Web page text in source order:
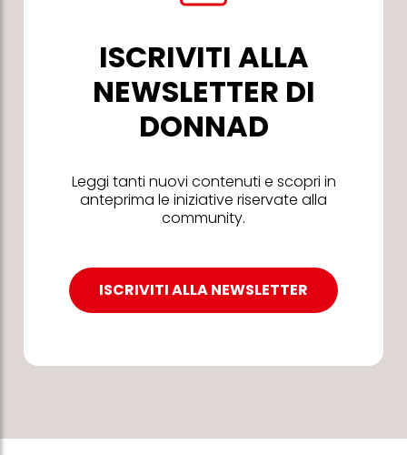
ISCRIVITI ALLA
NEWSLETTER DI
DONNAD
Leggi tanti nuovi contenuti e scopri in
anteprima le iniziative riservate alla
community.
ISCRIVITI ALLA NEWSLETTER